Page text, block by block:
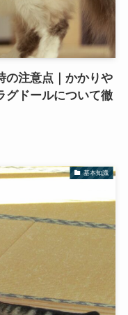
の注意点｜かかりや
グドールについて徹
基本知識